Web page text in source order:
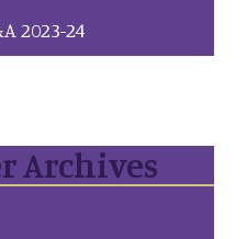
2023-24
Archives